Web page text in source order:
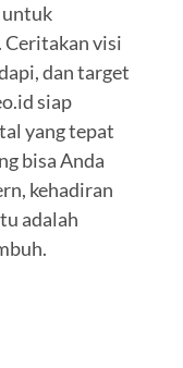
untuk
Ceritakan visi
dan target
siap
yang tepat
bisa Anda
kehadiran
adalah